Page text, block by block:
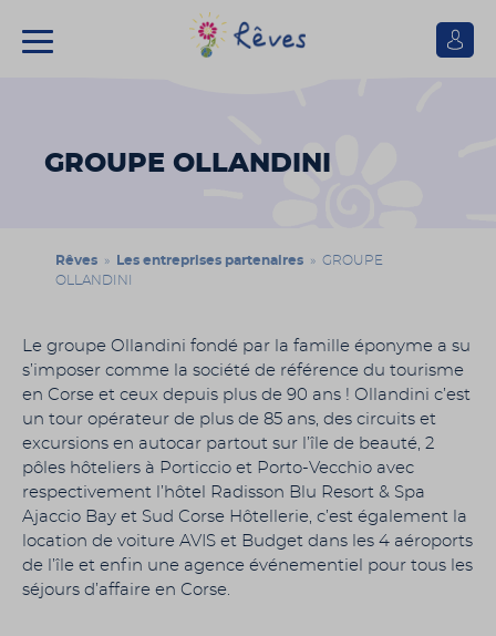
Se
GROUPE OLLANDINI
Rêves » Les entreprises partenaires » GROUPE
OLLANDINI
Le groupe Ollandini fondé par la famille éponyme a su
s’imposer comme la société de référence du tourisme
en Corse et ceux depuis plus de 90 ans ! Ollandini c’est
un tour opérateur de plus de 85 ans, des circuits et
excursions en autocar partout sur l’île de beauté, 2
pôles hôteliers à Porticcio et Porto-Vecchio avec
respectivement l’hôtel Radisson Blu Resort & Spa
Ajaccio Bay et Sud Corse Hôtellerie, c’est également la
location de voiture AVIS et Budget dans les 4 aéroports
de l’île et enfin une agence événementiel pour tous les
séjours d’affaire en Corse.